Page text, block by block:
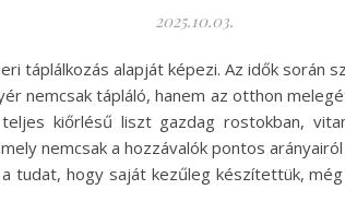
2025.10.03.
táplálkozás alapját képezi. Az idők során
nemcsak tápláló, hanem az otthon
kiőrlésű liszt gazdag rostokban,
nemcsak a hozzávalók pontos
tudat, hogy saját kezűleg készítettük,